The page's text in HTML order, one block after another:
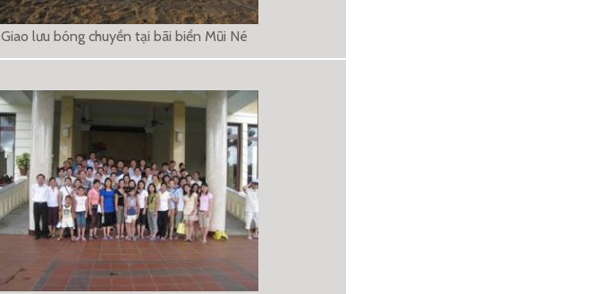
Giao lưu bóng chuyền tại bãi biển Mũi Né